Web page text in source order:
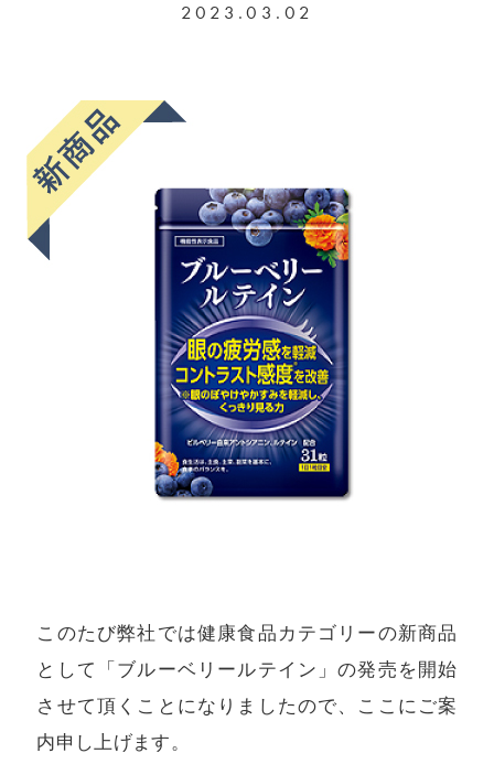
2023.03.02
このたび弊社では健康食品カテゴリーの新商品
として「ブルーベリールテイン」の発売を開始
させて頂くことになりましたので、ここにご案
内申し上げます。